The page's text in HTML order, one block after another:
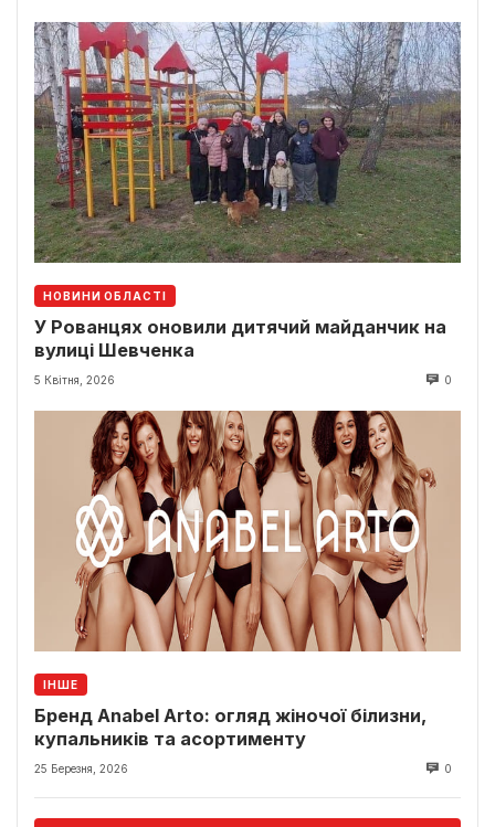
НОВИНИ ОБЛАСТІ
У Рованцях оновили дитячий майданчик на
вулиці Шевченка
5 Квітня, 2026 0
ІНШЕ
Бренд Anabel Arto: огляд жіночої білизни,
купальників та асортименту
25 Березня, 2026 0